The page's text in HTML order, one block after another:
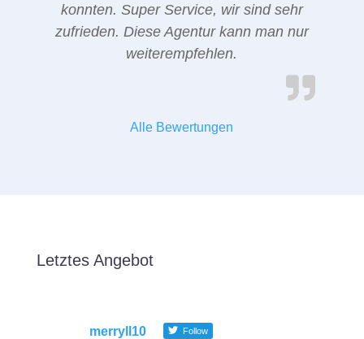
konnten. Super Service, wir sind sehr
zufrieden. Diese Agentur kann man nur
weiterempfehlen.
Alle Bewertungen
Letztes Angebot
merryll10 Follow